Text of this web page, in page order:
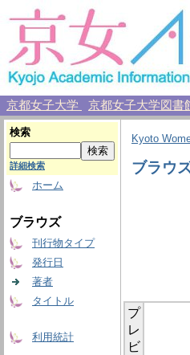
京都女子大学 京都女子大学図書
検索
詳細検索
ホーム
ブラウズ
刊行物タイプ
発行日
著者
タイトル
利用統計
Kyoto
ブラウ
プ
レ
ビ